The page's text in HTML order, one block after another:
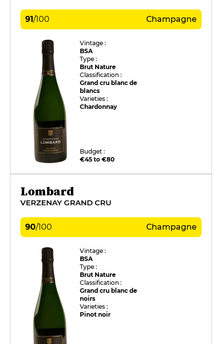
91/100 Champagne
Vintage :
BSA
Type :
Brut Nature
Classification :
Grand cru blanc de
blancs
Varieties :
Chardonnay
Budget :
€45 to €80
Lombard
VERZENAY GRAND CRU
90/100 Champagne
Vintage :
BSA
Type :
Brut Nature
Classification :
Grand cru blanc de
noirs
Varieties :
Pinot noir